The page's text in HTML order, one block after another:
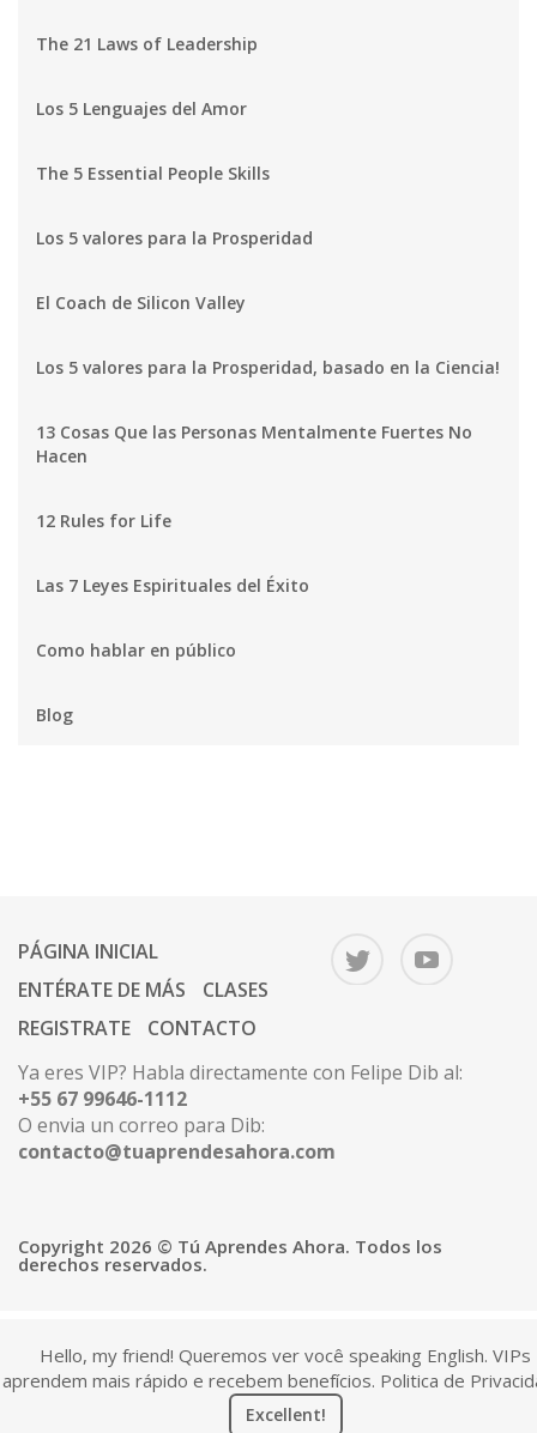
The 21 Laws of Leadership
Los 5 Lenguajes del Amor
The 5 Essential People Skills
Los 5 valores para la Prosperidad
El Coach de Silicon Valley
Los 5 valores para la Prosperidad, basado en la Ciencia!
13 Cosas Que las Personas Mentalmente Fuertes No
Hacen
12 Rules for Life
Las 7 Leyes Espirituales del Éxito
Como hablar en público
Blog
PÁGINA INICIAL
ENTÉRATE DE MÁS
CLASES
REGISTRATE
CONTACTO
Ya eres VIP? Habla directamente con Felipe Dib al:
+55 67 99646-1112
O envia un correo para Dib:
contacto@tuaprendesahora.com
Copyright 2026 © Tú Aprendes Ahora. Todos los
derechos reservados.
Hello, my friend! Queremos ver você speaking English. VIPs
aprendem mais rápido e recebem benefícios. Politica de
Excellent!